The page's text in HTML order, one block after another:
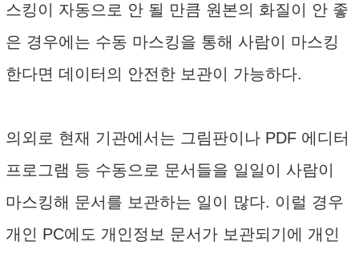
스킹이 자동으로 안 될 만큼 원본의 화질이 안 좋
은 경우에는 수동 마스킹을 통해 사람이 마스킹
한다면 데이터의 안전한 보관이 가능하다.
의외로 현재 기관에서는 그림판이나 PDF 에디터
프로그램 등 수동으로 문서들을 일일이 사람이
마스킹해 문서를 보관하는 일이 많다. 이럴 경우
개인 PC에도 개인정보 문서가 보관되기에 개인